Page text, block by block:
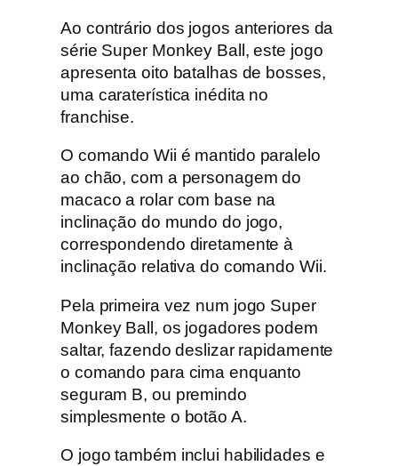
l
:
B
a
n
n
a
B
l
i
t
z
W
Ao contrário dos jogos anteriores da
série Super Monkey Ball, este jogo
apresenta oito batalhas de bosses,
uma caraterística inédita no
franchise.
O comando Wii é mantido paralelo
ao chão, com a personagem do
macaco a rolar com base na
inclinação do mundo do jogo,
correspondendo diretamente à
inclinação relativa do comando Wii.
Pela primeira vez num jogo Super
Monkey Ball, os jogadores podem
saltar, fazendo deslizar rapidamente
o comando para cima enquanto
seguram B, ou premindo
simplesmente o botão A.
O jogo também inclui habilidades e